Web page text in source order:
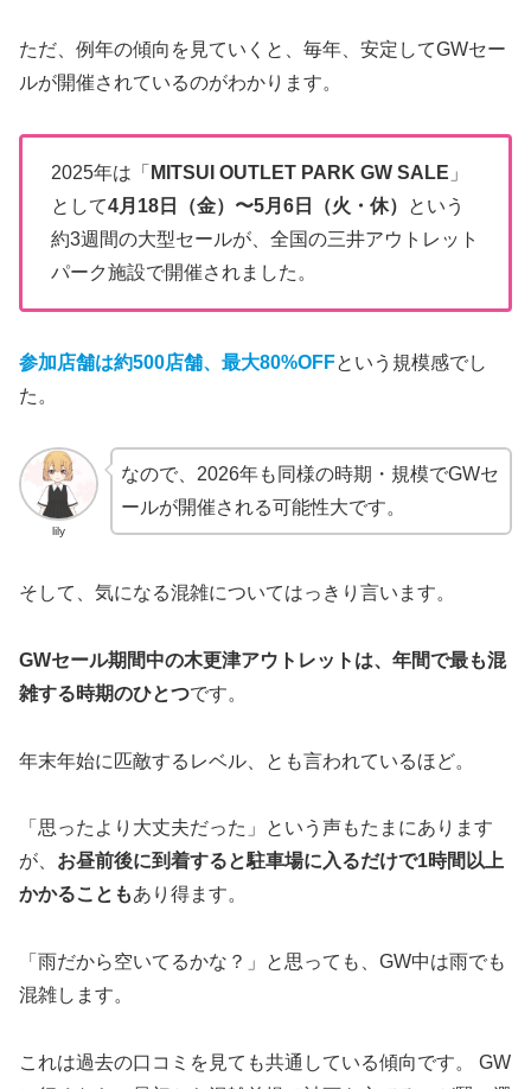
ただ、例年の傾向を見ていくと、毎年、安定してGWセー
ルが開催されているのがわかります。
2025年は「 MITSUI OUTLET PARK GW SALE 」
として4月18日（金）〜5月6日（火・休）
という
約3週間の大型セールが、全国の三井アウトレット
パーク施設で開催されました。
参加店舗は約500店舗、最大80%OFFという規模感でし
た。
lily
なので、2026年も同様の時期・規模でGWセ
ールが開催される可能性大です。
そして、気になる混雑についてはっきり言います。
GWセール期間中の木更津アウトレットは、年間で最も混
雑する時期のひとつです。
年末年始に匹敵するレベル、とも言われているほど。
「思ったより大丈夫だった」という声もたまにあります
が、 お昼前後に到着すると駐車場に入るだけで1時間以上
かかることもあり得ます。
「雨だから空いてるかな？」と思っても、GW中は雨でも
混雑します。
これは過去の口コミを見ても共通している傾向です。 GW